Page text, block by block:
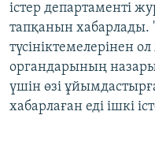
істер департаменті
тапқанын хабарлады.
түсініктемелерінен
органдарының
үшін өзі
хабарлаған еді ішкі